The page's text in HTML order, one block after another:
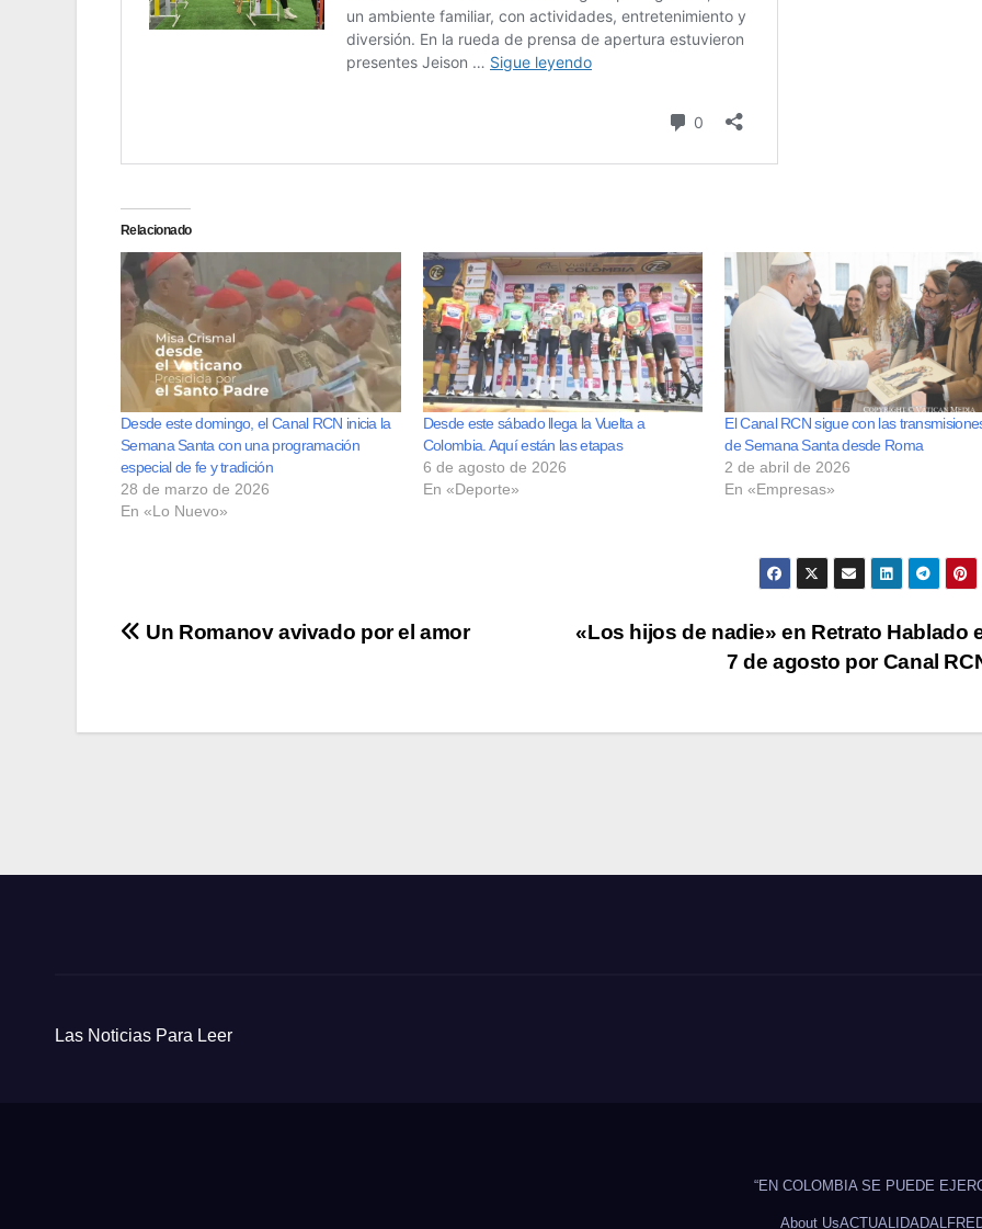
Relacionado
Desde este domingo, el Canal RCN inicia la
Semana Santa con una programación
especial de fe y tradición
28 de marzo de 2026
En «Lo Nuevo»
Desde este sábado llega la Vuelta a
Colombia. Aquí están las etapas
6 de agosto de 2026
En «Deporte»
El Canal RCN sigue con las
de Semana Santa desde Roma
2 de abril de 2026
En «Empresas»
Navegación
entradas
«Los hijos de nadie» en Retrato Hablado
7 de agosto por Canal
Un Romanov avivado por el amor
Las Noticias Para Leer
“EN COLOMBIA SE PUEDE
About UsACTUALIDAD